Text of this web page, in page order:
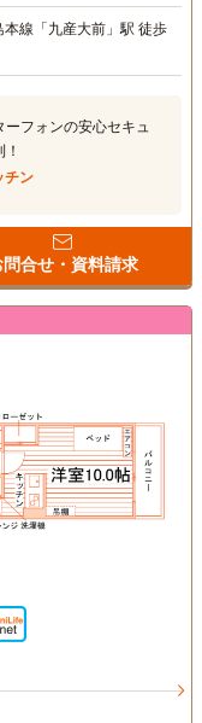
線「九産大前」駅 徒歩
フォンの安心セキュ
チン
問合せ・資料請求